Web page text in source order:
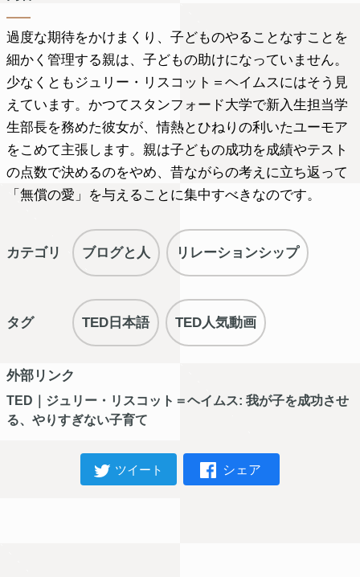
過度な期待をかけまくり、子どものやることなすことを
細かく管理する親は、子どもの助けになっていません。
少なくともジュリー・リスコット＝ヘイムスにはそう見
えています。かつてスタンフォード大学で新入生担当学
生部長を務めた彼女が、情熱とひねりの利いたユーモア
をこめて主張します。親は子どもの成功を成績やテスト
の点数で決めるのをやめ、昔ながらの考えに立ち返って
「無償の愛」を与えることに集中すべきなのです。
カテゴリ ブログと人 リレーションシップ
タグ TED日本語 TED人気動画
外部リンク
TED｜ジュリー・リスコット＝ヘイムス: 我が子を成功させ
る、やりすぎない子育て
ツイート シェア